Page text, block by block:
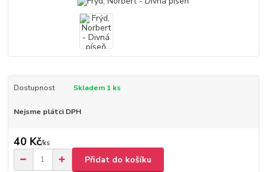
Dostupnost Skladem 1 ks
Nejsme plátci DPH
40 Kč/ks
Přidat do košíku